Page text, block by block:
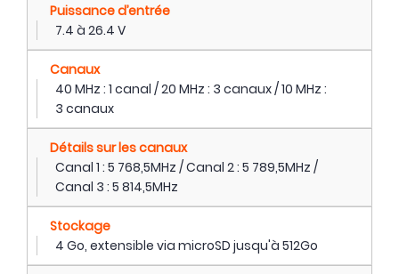
Puissance d’entrée
7.4 à 26.4 V
Canaux
40 MHz : 1 canal / 20 MHz : 3 canaux / 10 MHz :
3 canaux
Détails sur les canaux
Canal 1 : 5 768,5MHz / Canal 2 : 5 789,5MHz /
Canal 3 : 5 814,5MHz
Stockage
4 Go, extensible via microSD jusqu'à 512Go